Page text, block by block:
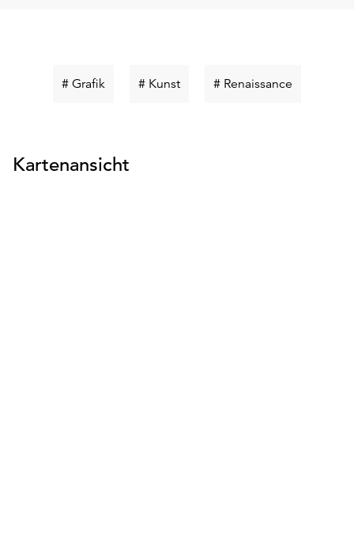
# GrafikSchlüsselwort
# KunstSchlüsselwort
# Renaissance
Kartenansicht